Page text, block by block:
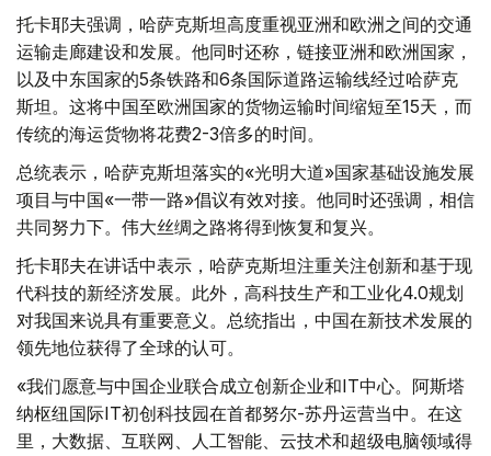
托卡耶夫强调，哈萨克斯坦高度重视亚洲和欧洲之间的交通
运输走廊建设和发展。他同时还称，链接亚洲和欧洲国家，
以及中东国家的5条铁路和6条国际道路运输线经过哈萨克
斯坦。这将中国至欧洲国家的货物运输时间缩短至15天，而
传统的海运货物将花费2-3倍多的时间。
总统表示，哈萨克斯坦落实的«光明大道»国家基础设施发展
项目与中国«一带一路»倡议有效对接。他同时还强调，相信
共同努力下。伟大丝绸之路将得到恢复和复兴。
托卡耶夫在讲话中表示，哈萨克斯坦注重关注创新和基于现
代科技的新经济发展。此外，高科技生产和工业化4.0规划
对我国来说具有重要意义。总统指出，中国在新技术发展的
领先地位获得了全球的认可。
«我们愿意与中国企业联合成立创新企业和IT中心。阿斯塔
纳枢纽国际IT初创科技园在首都努尔-苏丹运营当中。在这
里，大数据、互联网、人工智能、云技术和超级电脑领域得